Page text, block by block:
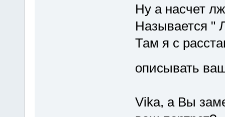
Ну а насчет
Называется
Там я с
описывать
Vika, а Вы